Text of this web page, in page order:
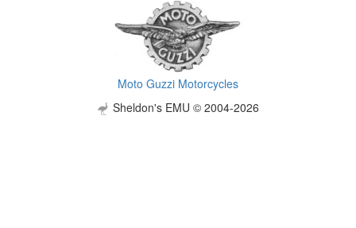
Moto Guzzi Motorcycles
Sheldon's EMU © 2004-2026